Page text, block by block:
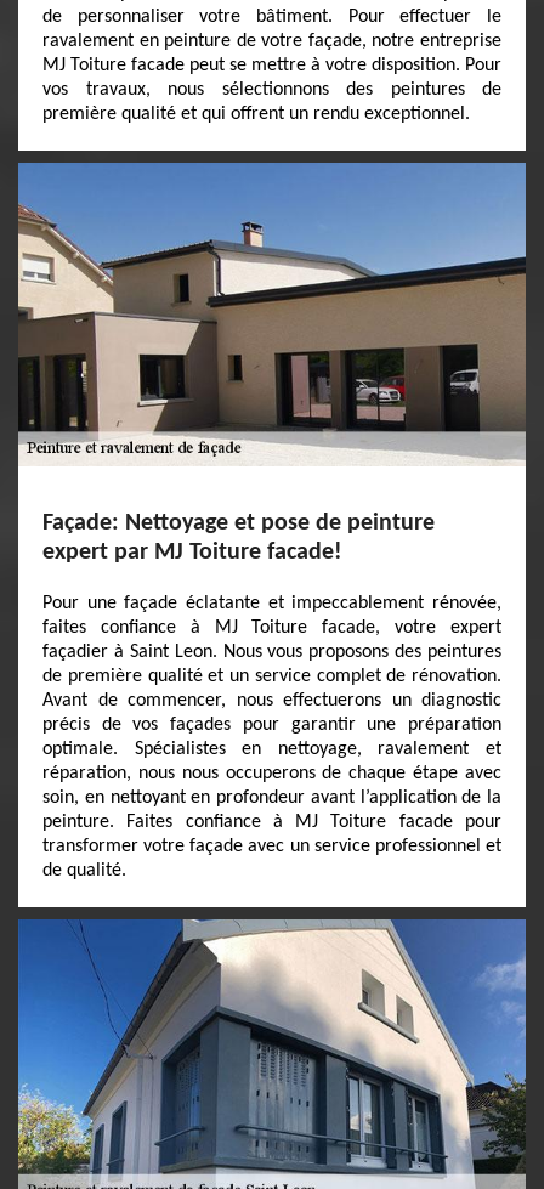
de personnaliser votre bâtiment. Pour effectuer le
ravalement en peinture de votre façade, notre entreprise
MJ Toiture facade peut se mettre à votre disposition. Pour
vos travaux, nous sélectionnons des peintures de
première qualité et qui offrent un rendu exceptionnel.
Façade: Nettoyage et pose de peinture
expert par MJ Toiture facade!
Pour une façade éclatante et impeccablement rénovée,
faites confiance à MJ Toiture facade, votre expert
façadier à Saint Leon. Nous vous proposons des peintures
de première qualité et un service complet de rénovation.
Avant de commencer, nous effectuerons un diagnostic
précis de vos façades pour garantir une préparation
optimale. Spécialistes en nettoyage, ravalement et
réparation, nous nous occuperons de chaque étape avec
soin, en nettoyant en profondeur avant l’application de la
peinture. Faites confiance à MJ Toiture facade pour
transformer votre façade avec un service professionnel et
de qualité.